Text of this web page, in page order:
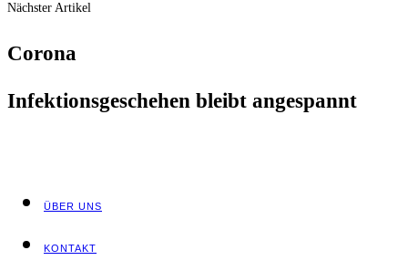
Nächster Artikel
Coro­na
Infek­ti­ons­ge­sche­hen bleibt angespannt
ÜBER UNS
KON­TAKT